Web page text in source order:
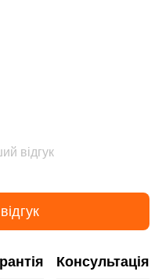
відгук
Консультація